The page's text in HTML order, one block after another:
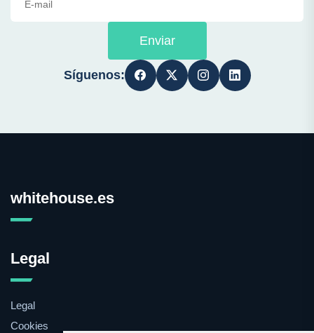
Enviar
Síguenos:
whitehouse.es
Legal
Legal
Cookies